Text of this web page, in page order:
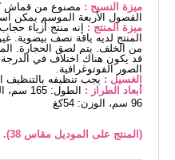
ميزة النسيج : مصنوع من قماش
الفصول الأربعة الموسم يمكن
ميزة المنتج : إنه منتج أزياء
المنتج لديه ياقة نصف بيضوية.
من الخلف. يتم لصق الحجارة.
قد يكون هناك اختلاف في الدرجة
الصور الفوتوغرافية.
الغسيل : يجب تنظيفه
أبعاد الطراز :
96 سم، الوزن: 54كغ
(المنتج على الموديل مقاس 38).